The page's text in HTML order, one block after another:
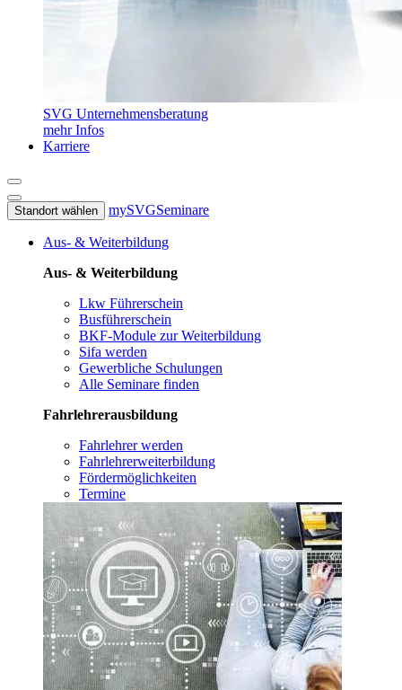
SVG Unternehmensberatung
mehr Infos
Karriere
Standort wählen mySVGSeminare
Aus- & Weiterbildung
Aus- & Weiterbildung
Lkw Führerschein
Busführerschein
BKF-Module zur Weiterbildung
Sifa werden
Gewerbliche Schulungen
Alle Seminare finden
Fahrlehrerausbildung
Fahrlehrer werden
Fahrlehrerweiterbildung
Fördermöglichkeiten
Termine